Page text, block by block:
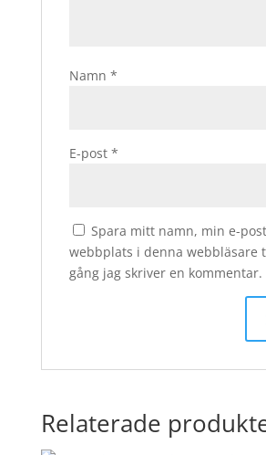
Namn *
E-post *
Spara mitt namn, min e-
webbplats i denna webbläsare
gång jag skriver en kommentar.
Relaterade